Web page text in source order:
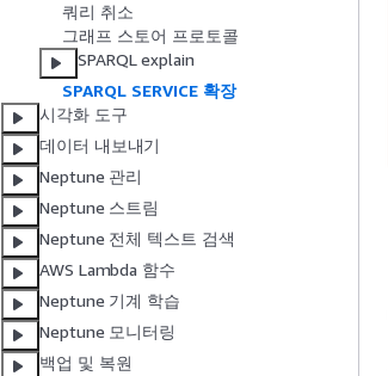
쿼리 취소
그래프 스토어 프로토콜
SPARQL explain
SPARQL SERVICE 확장
시각화 도구
데이터 내보내기
Neptune 관리
Neptune 스트림
Neptune 전체 텍스트 검색
AWS Lambda 함수
Neptune 기계 학습
Neptune 모니터링
백업 및 복원